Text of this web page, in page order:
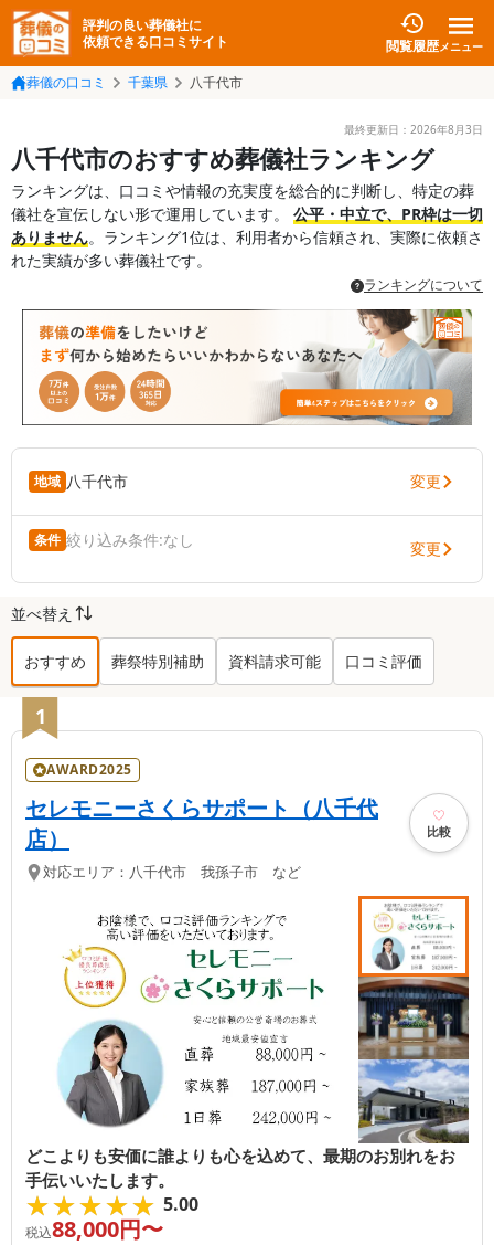
評判の良い葬儀社に
依頼できる口コミサイト
閲覧履歴メニュー
葬儀の口コミ 千葉県 八千代市
最終更新日： 2026年8月3日
八千代市のおすすめ葬儀社ランキング
ランキングは、口コミや情報の充実度を総合的に判断し、特定の葬
儀社を宣伝しない形で運用しています。 公平・中立で、PR枠は一切
ありません。ランキング1位は、利用者から信頼され、実際に依頼さ
れた実績が多い葬儀社です。
ランキングについて
地域 八千代市 変更
条件 絞り込み条件:なし 変更
並べ替え
おすすめ 葬祭特別補助 資料請求可能 口コミ評価
八千代市
1
AWARD2025
セレモニーさくらサポート（八千代
店）
対応エリア： 八千代市 我孫子市 など
比較
どこよりも安価に誰よりも心を込めて、最期のお別れをお
手伝いいたします。
★★★★★
★★★★★ 5.00
税込88,000円〜